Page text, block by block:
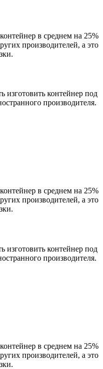
в среднем на 25%
производителей, а это
изготовить контейнер под
производителя.
в среднем на 25%
производителей, а это
изготовить контейнер под
производителя.
в среднем на 25%
производителей, а это